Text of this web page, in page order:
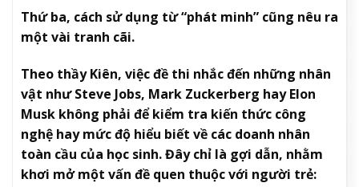
Thứ ba, cách sử dụng từ “phát minh” cũng nêu ra
một vài tranh cãi.
Theo thầy Kiên, việc đề thi nhắc đến những nhân
vật như Steve Jobs, Mark Zuckerberg hay Elon
Musk không phải để kiểm tra kiến thức công
nghệ hay mức độ hiểu biết về các doanh nhân
toàn cầu của học sinh. Đây chỉ là gợi dẫn, nhằm
khơi mở một vấn đề quen thuộc với người trẻ: